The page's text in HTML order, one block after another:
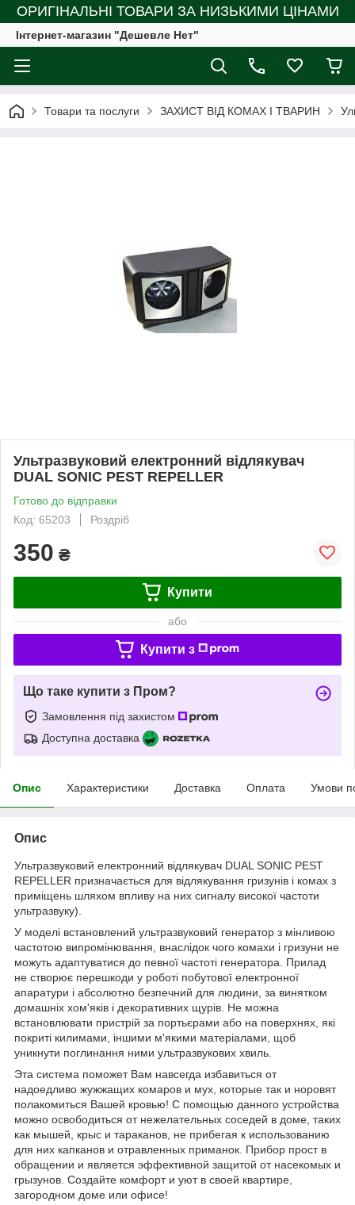
ОРИГІНАЛЬНІ ТОВАРИ ЗА НИЗЬКИМИ ЦІНАМИ
Інтернет-магазин "Дешевле Нет"
Товари та послуги ЗАХИСТ ВІД КОМАХ І ТВАРИН
Ультразвуковий електронний відлякувач
DUAL SONIC PEST REPELLER
Готово до відправки
Код: 65203
Роздріб
350 ₴
Купити
або
Купити з
Що таке купити з Пром?
Замовлення під захистом
Доступна доставка
Опис Характеристики Доставка Оплата Умови
Опис
Ультразвуковий електронний відлякувач DUAL SONIC PEST
REPELLER призначається для відлякування гризунів і комах з
приміщень шляхом впливу на них сигналу високої частоти
ультразвуку).
У моделі встановлений ультразвуковий генератор з мінливою
частотою випромінювання, внаслідок чого комахи і гризуни не
можуть адаптуватися до певної частоті генератора. Прилад
не створює перешкоди у роботі побутової електронної
апаратури і абсолютно безпечний для людини, за винятком
домашніх хом'яків і декоративних щурів. Не можна
встановлювати пристрій за портьєрами або на поверхнях, які
покриті килимами, іншими м'якими матеріалами, щоб
уникнути поглинання ними ультразвукових хвиль.
Эта система поможет Вам навсегда избавиться от
надоедливо жужжащих комаров и мух, которые так и норовят
полакомиться Вашей кровью! С помощью данного устройства
можно освободиться от нежелательных соседей в доме, таких
как мышей, крыс и тараканов, не прибегая к использованию
для них капканов и отравленных приманок. Прибор прост в
обращении и является эффективной защитой от насекомых и
грызунов. Создайте комфорт и уют в своей квартире,
загородном доме или офисе!